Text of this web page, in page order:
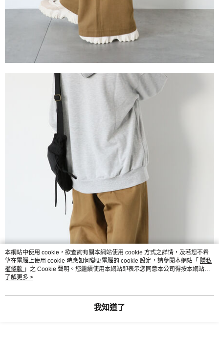
本網站中使用 cookie，欲查詢有關本網站使用 cookie 方式之詳情，及若您不希
望在電腦上使用 cookie 時應如何變更電腦的 cookie 設定，請參閱本網站「 隱私
權條款 」之 Cookie 聲明。您繼續使用本網站即表示您同意本公司得按本網站使
用條款之 Cookie 聲明使用 cookie。
了解更多 >
我知道了